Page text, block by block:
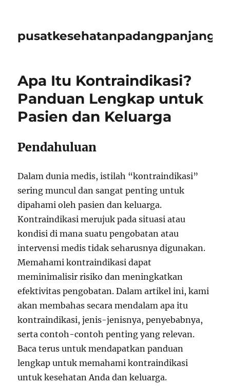
pusatkesehatanpadangpanjangid
Apa Itu Kontraindikasi?
Panduan Lengkap untuk
Pasien dan Keluarga
Pendahuluan
Dalam dunia medis, istilah “kontraindikasi”
sering muncul dan sangat penting untuk
dipahami oleh pasien dan keluarga.
Kontraindikasi merujuk pada situasi atau
kondisi di mana suatu pengobatan atau
intervensi medis tidak seharusnya digunakan.
Memahami kontraindikasi dapat
meminimalisir risiko dan meningkatkan
efektivitas pengobatan. Dalam artikel ini, kami
akan membahas secara mendalam apa itu
kontraindikasi, jenis-jenisnya, penyebabnya,
serta contoh-contoh penting yang relevan.
Baca terus untuk mendapatkan panduan
lengkap untuk memahami kontraindikasi
untuk kesehatan Anda dan keluarga.